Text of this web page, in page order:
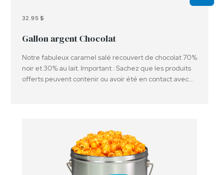
32.95 $
Gallon argent Chocolat
Notre fabuleux caramel salé recouvert de chocolat 70%
noir et 30% au lait. Important : Sachez que les produits
offerts peuvent contenir ou avoir été en contact avec